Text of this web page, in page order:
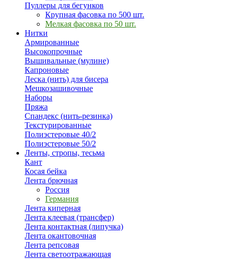
Пуллеры для бегунков
Крупная фасовка по 500 шт.
Мелкая фасовка по 50 шт.
Нитки
Армированные
Высокопрочные
Вышивальные (мулине)
Капроновые
Леска (нить) для бисера
Мешкозашивочные
Наборы
Пряжа
Спандекс (нить-резинка)
Текстурированные
Полиэстеровые 40/2
Полиэстеровые 50/2
Ленты, стропы, тесьма
Кант
Косая бейка
Лента брючная
Россия
Германия
Лента киперная
Лента клеевая (трансфер)
Лента контактная (липучка)
Лента окантовочная
Лента репсовая
Лента светоотражающая